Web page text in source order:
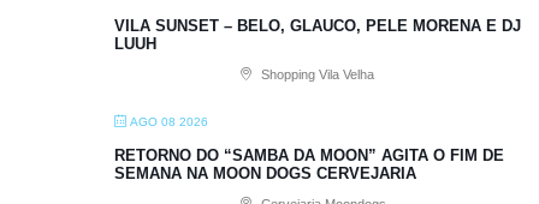
VILA SUNSET – BELO, GLAUCO, PELE MORENA E DJ
LUUH
Shopping Vila Velha
AGO 08 2026
RETORNO DO “SAMBA DA MOON” AGITA O FIM DE
SEMANA NA MOON DOGS CERVEJARIA